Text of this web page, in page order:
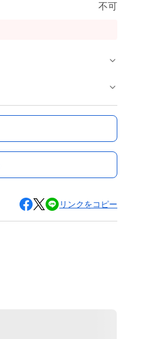
不可
リンクをコピー